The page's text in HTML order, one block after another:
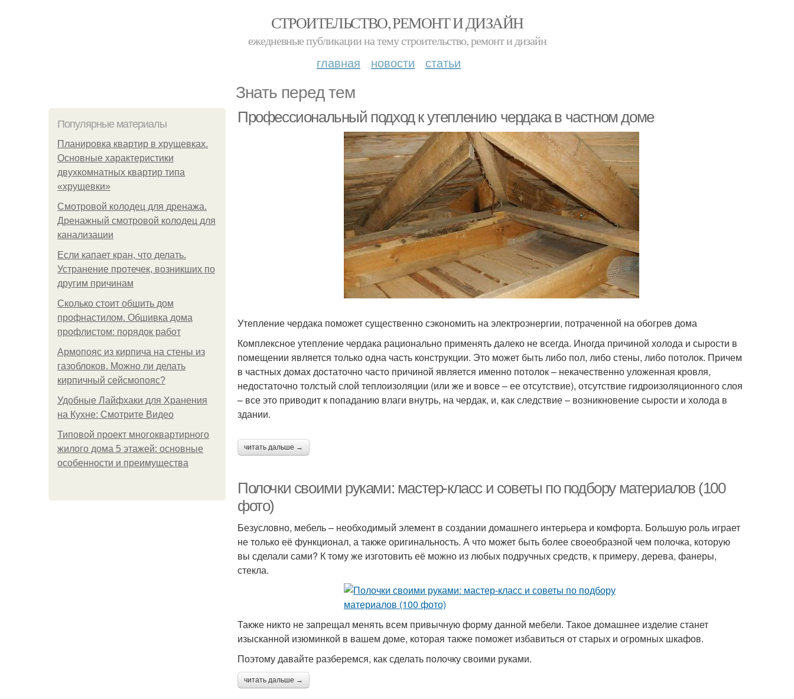
СТРОИТЕЛЬСТВО, РЕМОНТ И ДИЗАЙН
ежедневные публикации на тему строительство, ремонт и дизайн
главная новости статьи
Знать перед тем
Популярные материалы
Планировка квартир в хрущевках.
Основные характеристики
двухкомнатных квартир типа
«хрущевки»
Смотровой колодец для дренажа.
Дренажный смотровой колодец для
канализации
Если капает кран, что делать.
Устранение протечек, возникших по
другим причинам
Сколько стоит обшить дом
профнастилом. Обшивка дома
профлистом: порядок работ
Армопояс из кирпича на стены из
газоблоков. Можно ли делать
кирпичный сейсмопояс?
Удобные Лайфхаки для Хранения
на Кухне: Смотрите Видео
Типовой проект многоквартирного
жилого дома 5 этажей: основные
особенности и преимущества
Профессиональный подход к утеплению чердака в частном доме
Утепление чердака поможет существенно сэкономить на электроэнергии, потраченной на обогрев дома
Комплексное утепление чердака рационально применять далеко не всегда. Иногда причиной холода и сырости в
помещении является только одна часть конструкции. Это может быть либо пол, либо стены, либо потолок. Причем
в частных домах достаточно часто причиной является именно потолок – некачественно уложенная кровля,
недостаточно толстый слой теплоизоляции (или же и вовсе – ее отсутствие), отсутствие гидроизоляционного слоя
– все это приводит к попаданию влаги внутрь, на чердак, и, как следствие – возникновение сырости и холода в
здании.
читать дальше →
Полочки своими руками: мастер-класс и советы по подбору материалов (100
фото)
Безусловно, мебель – необходимый элемент в создании домашнего интерьера и комфорта. Большую роль играет
не только её функционал, а также оригинальность. А что может быть более своеобразной чем полочка, которую
вы сделали сами? К тому же изготовить её можно из любых подручных средств, к примеру, дерева, фанеры,
стекла.
Также никто не запрещал менять всем привычную форму данной мебели. Такое домашнее изделие станет
изысканной изюминкой в вашем доме, которая также поможет избавиться от старых и огромных шкафов.
Поэтому давайте разберемся, как сделать полочку своими руками.
читать дальше →